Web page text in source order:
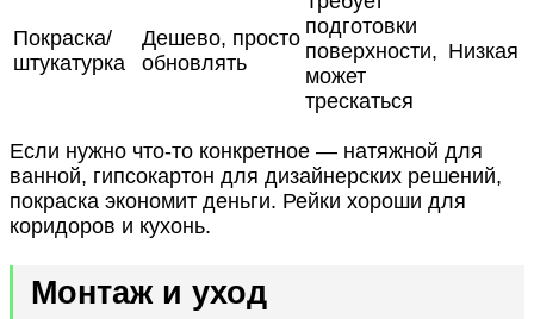
Покраска/
штукатурка
Дешево, просто
обновлять
подготовки
поверхности,
может
трескаться
Низкая
Если нужно что-то конкретное — натяжной для
ванной, гипсокартон для дизайнерских решений,
покраска экономит деньги. Рейки хороши для
коридоров и кухонь.
Монтаж и уход